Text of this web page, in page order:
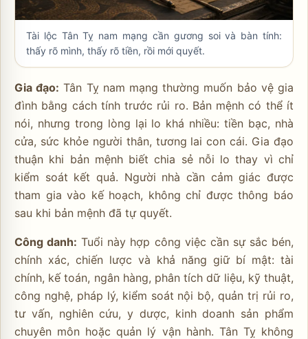
Tài lộc Tân Tỵ nam mạng cần gương soi và bàn tính:
thấy rõ mình, thấy rõ tiền, rồi mới quyết.
Gia đạo: Tân Tỵ nam mạng thường muốn bảo vệ gia
đình bằng cách tính trước rủi ro. Bản mệnh có thể ít
nói, nhưng trong lòng lại lo khá nhiều: tiền bạc, nhà
cửa, sức khỏe người thân, tương lai con cái. Gia đạo
thuận khi bản mệnh biết chia sẻ nỗi lo thay vì chỉ
kiểm soát kết quả. Người nhà cần cảm giác được
tham gia vào kế hoạch, không chỉ được thông báo
sau khi bản mệnh đã tự quyết.
Công danh: Tuổi này hợp công việc cần sự sắc bén,
chính xác, chiến lược và khả năng giữ bí mật: tài
chính, kế toán, ngân hàng, phân tích dữ liệu, kỹ thuật,
công nghệ, pháp lý, kiểm soát nội bộ, quản trị rủi ro,
tư vấn, nghiên cứu, y dược, kinh doanh sản phẩm
chuyên môn hoặc quản lý vận hành. Tân Tỵ không